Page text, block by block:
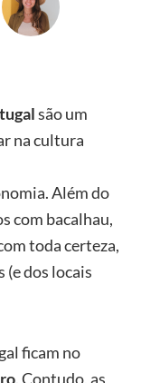
são um
na cultura
Além do
com bacalhau,
toda certeza,
dos locais
ficam no
. Contudo, as